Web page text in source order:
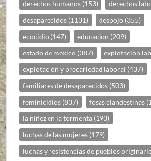
derechos humanos (153) derechos
desaparecidos (1131) despojo (355)
ecocidio (147) educacion (209)
estado de mexico (387) explotacion
explotación y precariedad laboral (437)
familiares de desaparecidos (503)
feminicidios (837) fosas clandestinas
la niñez en la tormenta (193)
luchas de las mujeres (179)
luchas y resistencias de pueblos